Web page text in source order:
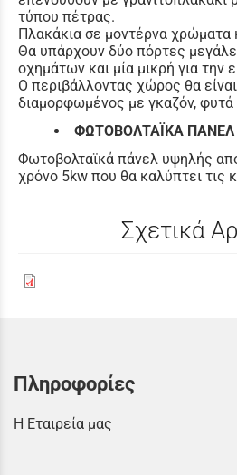
τύπου πέτρας.
Πλακάκια σε μοντέρνα χρώματα
Θα υπάρχουν δύο πόρτες
οχημάτων και μία μικρή για την
Ο περιβάλλοντας χώρος θα
διαμορφωμένος με γκαζόν, φυτά
ΦΩΤΟΒΟΛΤΑΪΚΑ ΠΑΝΕΛ
Φωτοβολταϊκά πάνελ υψηλής
χρόνο 5kw που θα καλύπτει τις
Σχετικά
Πληροφορίες
Η Εταιρεία μας